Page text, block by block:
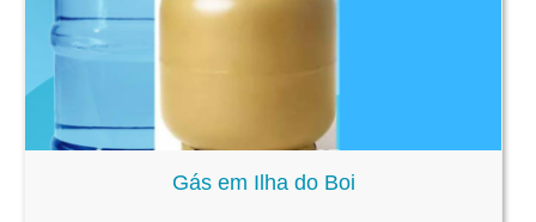
Gás em Ilha do Boi